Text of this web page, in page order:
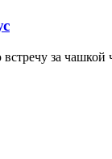
за чашкой